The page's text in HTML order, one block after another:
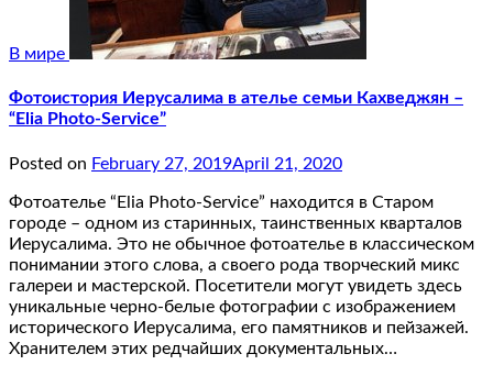
В мире
Фотоистория Иерусалима в ателье семьи Кахведжян –
“Elia Photo-Service”
Posted on February 27, 2019April 21, 2020
Фотоателье “Elia Photo-Service” находится в Старом
городе – одном из старинных, таинственных кварталов
Иерусалима. Это не обычное фотоателье в классическом
понимании этого слова, а своего рода творческий микс
галереи и мастерской. Посетители могут увидеть здесь
уникальные черно-белые фотографии с изображением
исторического Иерусалима, его памятников и пейзажей.
Хранителем этих редчайших документальных…